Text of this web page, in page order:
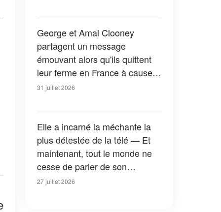
George et Amal Clooney
partagent un message
émouvant alors qu'ils quittent
leur ferme en France à cause
des feux de forêt — Tous les
31 juillet 2026
Elle a incarné la méchante la
plus détestée de la télé — Et
maintenant, tout le monde ne
cesse de parler de son
apparition dans la nouvelle
27 juillet 2026